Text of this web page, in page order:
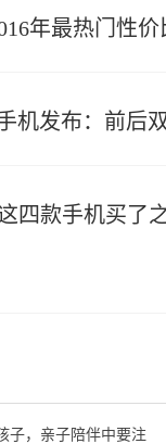
年最热门性
机发布：前后
四款手机买了
子，亲子陪伴中要注